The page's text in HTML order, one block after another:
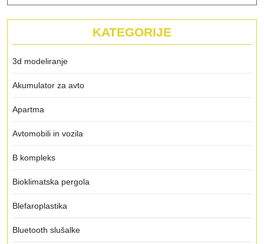
KATEGORIJE
3d modeliranje
Akumulator za avto
Apartma
Avtomobili in vozila
B kompleks
Bioklimatska pergola
Blefaroplastika
Bluetooth slušalke